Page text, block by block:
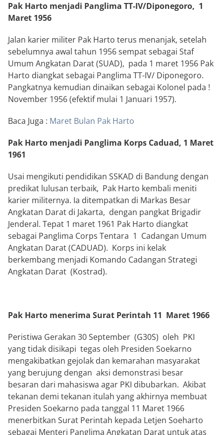
Pak Harto menjadi Panglima TT-IV/Diponegoro, 1
Maret 1956
Jalan karier militer Pak Harto terus menanjak, setelah
sebelumnya awal tahun 1956 sempat sebagai Staf
Umum Angkatan Darat (SUAD), pada 1 maret 1956 Pak
Harto diangkat sebagai Panglima TT-IV/ Diponegoro.
Pangkatnya kemudian dinaikan sebagai Kolonel pada !
November 1956 (efektif mulai 1 Januari 1957).
Baca Juga : Maret Bulan Pak Harto
Pak Harto menjadi Panglima Korps Caduad, 1 Maret
1961
Usai mengikuti pendidikan SSKAD di Bandung dengan
predikat lulusan terbaik, Pak Harto kembali meniti
karier militernya. Ia ditempatkan di Markas Besar
Angkatan Darat di Jakarta, dengan pangkat Brigadir
Jenderal. Tepat 1 maret 1961 Pak Harto diangkat
sebagai Panglima Corps Tentara 1 Cadangan Umum
Angkatan Darat (CADUAD). Korps ini kelak
berkembang menjadi Komando Cadangan Strategi
Angkatan Darat (Kostrad).
Pak Harto menerima Surat Perintah 11 Maret 1966
Peristiwa Gerakan 30 September (G30S) oleh PKI
yang tidak disikapi tegas oleh Presiden Soekarno
mengakibatkan gejolak dan kemarahan masyarakat
yang berujung dengan aksi demonstrasi besar
besaran dari mahasiswa agar PKI dibubarkan. Akibat
tekanan demi tekanan itulah yang akhirnya membuat
Presiden Soekarno pada tanggal 11 Maret 1966
menerbitkan Surat Perintah kepada Letjen Soeharto
sebagai Menteri Panglima Angkatan Darat untuk atas